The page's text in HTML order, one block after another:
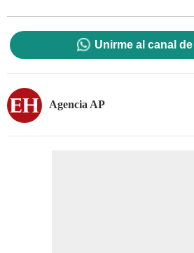
Unirme al canal
Agencia AP